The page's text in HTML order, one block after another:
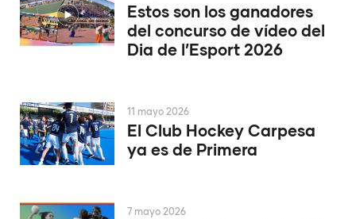
Estos son los ganadores
del concurso de vídeo del
Dia de l’Esport 2026
El Club Hockey Carpesa
ya es de Primera
11 mayo 2026
7 mayo 2026